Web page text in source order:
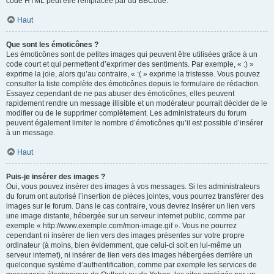
Haut
Que sont les émoticônes ?
Les émoticônes sont de petites images qui peuvent être utilisées grâce à un
code court et qui permettent d’exprimer des sentiments. Par exemple, « :) »
exprime la joie, alors qu’au contraire, « :( » exprime la tristesse. Vous pouvez
consulter la liste complète des émoticônes depuis le formulaire de rédaction.
Essayez cependant de ne pas abuser des émoticônes, elles peuvent
rapidement rendre un message illisible et un modérateur pourrait décider de le
modifier ou de le supprimer complètement. Les administrateurs du forum
peuvent également limiter le nombre d’émoticônes qu’il est possible d’insérer
à un message.
Haut
Puis-je insérer des images ?
Oui, vous pouvez insérer des images à vos messages. Si les administrateurs
du forum ont autorisé l’insertion de pièces jointes, vous pourrez transférer des
images sur le forum. Dans le cas contraire, vous devrez insérer un lien vers
une image distante, hébergée sur un serveur internet public, comme par
exemple « http://www.exemple.com/mon-image.gif ». Vous ne pourrez
cependant ni insérer de lien vers des images présentes sur votre propre
ordinateur (à moins, bien évidemment, que celui-ci soit en lui-même un
serveur internet), ni insérer de lien vers des images hébergées derrière un
quelconque système d’authentification, comme par exemple les services de